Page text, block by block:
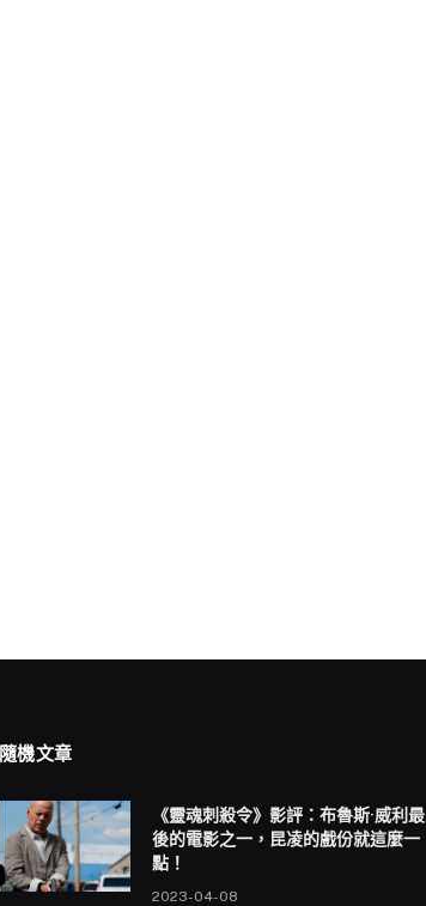
隨機文章
《靈魂刺殺令》影評：布魯斯·威利最
後的電影之一，昆凌的戲份就這麼一
點！
2023-04-08